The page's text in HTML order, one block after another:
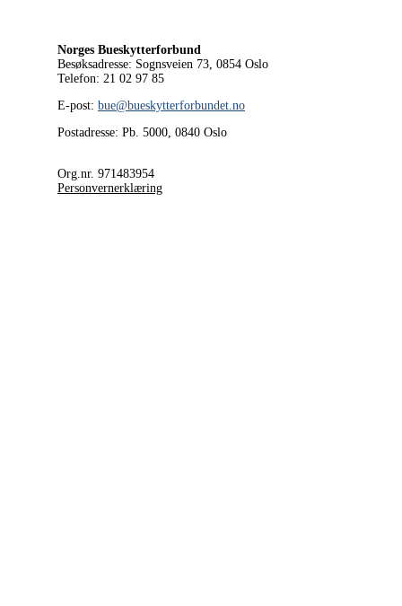
Norges Bueskytterforbund
Besøksadresse: Sognsveien 73, 0854 Oslo
Telefon: 21 02 97 85
E-post: bue@bueskytterforbundet.no
Postadresse: Pb. 5000, 0840 Oslo
Org.nr. 971483954
Personvernerklæring